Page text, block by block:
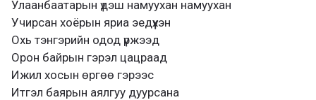
Улаанбаатарын үдэш намуухан намуухан
Учирсан хоёрын яриа эедүүхэн
Охь тэнгэрийн одод үржээд
Орон байрын гэрэл цацраад
Ижил хосын өргөө гэрээс
Итгэл баярын аялгуу дуурсана